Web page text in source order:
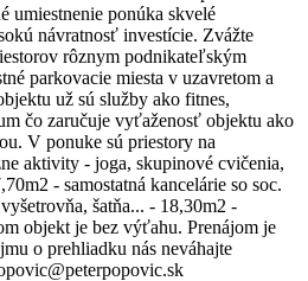
umiestnenie ponúka skvelé
návratnosť investície. Zvážte
rôznym podnikateľským
parkovacie miesta v uzavretom a
už sú služby ako fitnes,
čo zaručuje vyťaženosť objektu ako
V ponuke sú priestory na
aktivity - joga, skupinové cvičenia,
- samostatná kancelárie so soc.
šatňa... - 18,30m2 -
objekt je bez výťahu. Prenájom je
o prehliadku nás neváhajte